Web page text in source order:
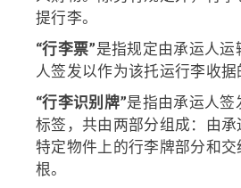
提行李。
“行李票”是指规定由承运人
人签发以作为该托运行李收据
“行李识别牌”是指由承运人签
标签，共由两部分组成：由
特定物件上的行李牌部分和
根。